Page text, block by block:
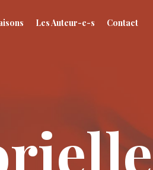
Les Auteur-e-s Contact